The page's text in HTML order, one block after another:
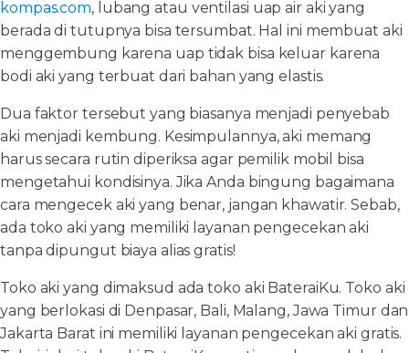
kompas.com, lubang atau ventilasi uap air aki yang
berada di tutupnya bisa tersumbat. Hal ini membuat aki
menggembung karena uap tidak bisa keluar karena
bodi aki yang terbuat dari bahan yang elastis.
Dua faktor tersebut yang biasanya menjadi penyebab
aki menjadi kembung. Kesimpulannya, aki memang
harus secara rutin diperiksa agar pemilik mobil bisa
mengetahui kondisinya. Jika Anda bingung bagaimana
cara mengecek aki yang benar, jangan khawatir. Sebab,
ada toko aki yang memiliki layanan pengecekan aki
tanpa dipungut biaya alias gratis!
Toko aki yang dimaksud ada toko aki BateraiKu. Toko aki
yang berlokasi di Denpasar, Bali, Malang, Jawa Timur dan
Jakarta Barat ini memiliki layanan pengecekan aki gratis.